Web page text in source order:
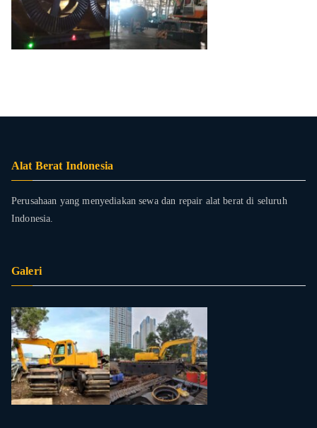
Alat Berat Indonesia
Perusahaan yang menyediakan sewa dan repair alat berat di seluruh
Indonesia.
Galeri